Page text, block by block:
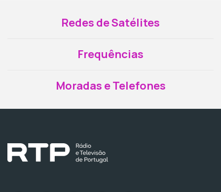
Redes de Satélites
Frequências
Moradas e Telefones